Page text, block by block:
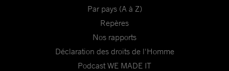
Par pays (A à Z)
Repères
Nos rapports
Déclaration des droits de l'Homme
Podcast WE MADE IT